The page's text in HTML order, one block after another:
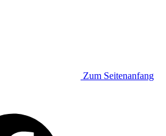
Zum Seitenanfang